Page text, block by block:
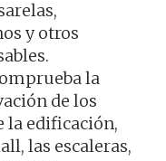
y otros
la
de los
la edificación,
las escaleras,